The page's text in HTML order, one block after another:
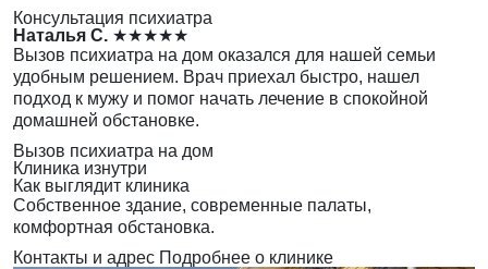
Консультация психиатра
Наталья С. ★★★★★
Вызов психиатра на дом оказался для нашей семьи
удобным решением. Врач приехал быстро, нашел
подход к мужу и помог начать лечение в спокойной
домашней обстановке.
Вызов психиатра на дом
Клиника изнутри
Как выглядит клиника
Собственное здание, современные палаты,
комфортная обстановка.
Контакты и адрес Подробнее о клинике